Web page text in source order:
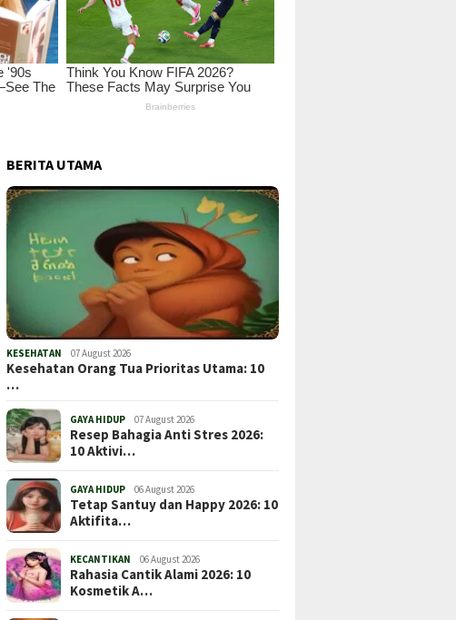
BERITA UTAMA
KESEHATAN 07 August 2026
Kesehatan Orang Tua Prioritas Utama: 10
…
GAYA HIDUP 07 August 2026
Resep Bahagia Anti Stres 2026:
10 Aktivi…
GAYA HIDUP 06 August 2026
Tetap Santuy dan Happy 2026: 10
Aktifita…
KECANTIKAN 06 August 2026
Rahasia Cantik Alami 2026: 10
Kosmetik A…